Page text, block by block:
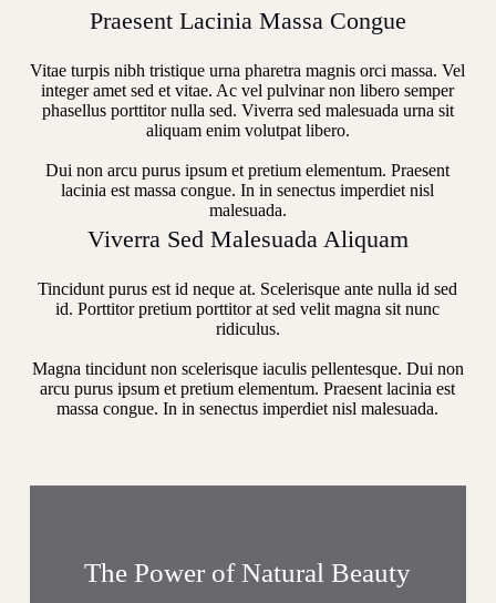
Praesent Lacinia Massa Congue
Vitae turpis nibh tristique urna pharetra magnis orci massa. Vel
integer amet sed et vitae. Ac vel pulvinar non libero semper
phasellus porttitor nulla sed. Viverra sed malesuada urna sit
aliquam enim volutpat libero.
Dui non arcu purus ipsum et pretium elementum. Praesent
lacinia est massa congue. In in senectus imperdiet nisl
malesuada.
Viverra Sed Malesuada Aliquam
Tincidunt purus est id neque at. Scelerisque ante nulla id sed
id. Porttitor pretium porttitor at sed velit magna sit nunc
ridiculus.
Magna tincidunt non scelerisque iaculis pellentesque. Dui non
arcu purus ipsum et pretium elementum. Praesent lacinia est
massa congue. In in senectus imperdiet nisl malesuada.
The Power of Natural Beauty